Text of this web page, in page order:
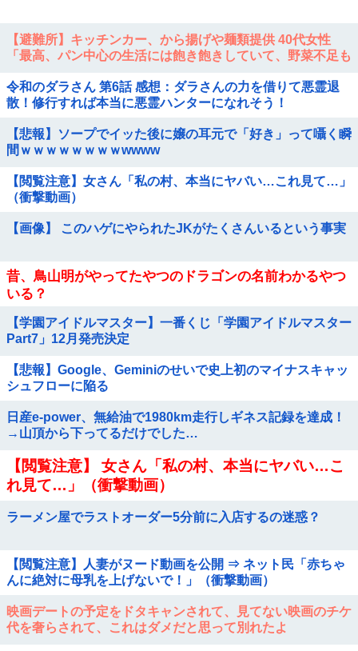
【避難所】キッチンカー、から揚げや麺類提供 40代女性
「最高、パン中心の生活には飽き飽きしていて、野菜不足も
令和のダラさん 第6話 感想：ダラさんの力を借りて悪霊退
散！修行すれば本当に悪霊ハンターになれそう！
【悲報】ソープでイッた後に嬢の耳元で「好き」って囁く瞬
間ｗｗｗｗｗｗｗｗwwww
【閲覧注意】女さん「私の村、本当にヤバい…これ見て…」
（衝撃動画）
【画像】 このハゲにやられたJKがたくさんいるという事実
昔、鳥山明がやってたやつのドラゴンの名前わかるやつ
いる？
【学園アイドルマスター】一番くじ「学園アイドルマスター
Part7」12月発売決定
【悲報】Google、Geminiのせいで史上初のマイナスキャッ
シュフローに陥る
日産e-power、無給油で1980km走行しギネス記録を達成！
→山頂から下ってるだけでした…
【閲覧注意】 女さん「私の村、本当にヤバい…こ
れ見て…」（衝撃動画）
ラーメン屋でラストオーダー5分前に入店するの迷惑？
【閲覧注意】人妻がヌード動画を公開 ⇒ ネット民「赤ちゃ
んに絶対に母乳を上げないで！」（衝撃動画）
映画デートの予定をドタキャンされて、見てない映画のチケ
代を奢らされて、これはダメだと思って別れたよ